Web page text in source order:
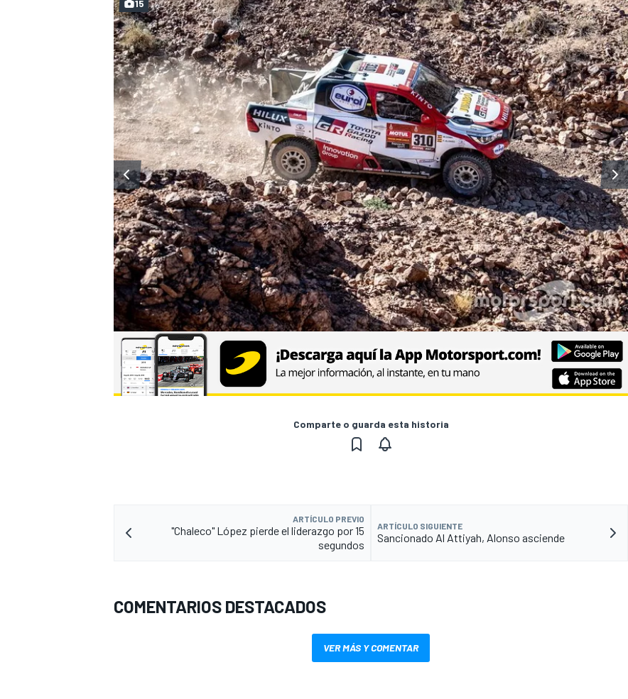
15
Comparte o guarda esta historia
ARTÍCULO PREVIO
"Chaleco" López pierde el liderazgo por 15
segundos
ARTÍCULO SIGUIENTE
Sancionado Al Attiyah, Alonso asciende
COMENTARIOS DESTACADOS
VER MÁS Y COMENTAR